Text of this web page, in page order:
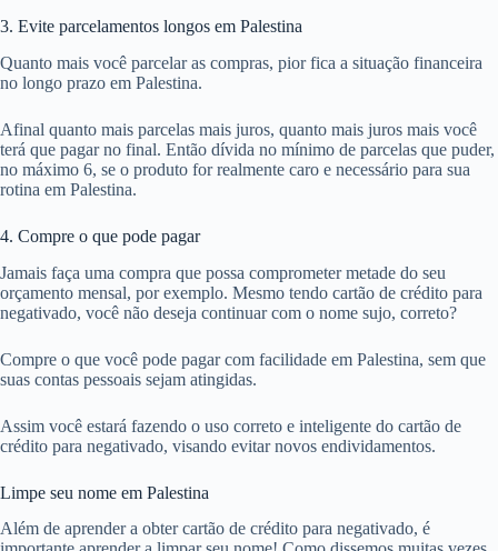
3. Evite parcelamentos longos em Palestina
Quanto mais você parcelar as compras, pior fica a situação financeira
no longo prazo em Palestina.
Afinal quanto mais parcelas mais juros, quanto mais juros mais você
terá que pagar no final. Então dívida no mínimo de parcelas que puder,
no máximo 6, se o produto for realmente caro e necessário para sua
rotina em Palestina.
4. Compre o que pode pagar
Jamais faça uma compra que possa comprometer metade do seu
orçamento mensal, por exemplo. Mesmo tendo cartão de crédito para
negativado, você não deseja continuar com o nome sujo, correto?
Compre o que você pode pagar com facilidade em Palestina, sem que
suas contas pessoais sejam atingidas.
Assim você estará fazendo o uso correto e inteligente do cartão de
crédito para negativado, visando evitar novos endividamentos.
Limpe seu nome em Palestina
Além de aprender a obter cartão de crédito para negativado, é